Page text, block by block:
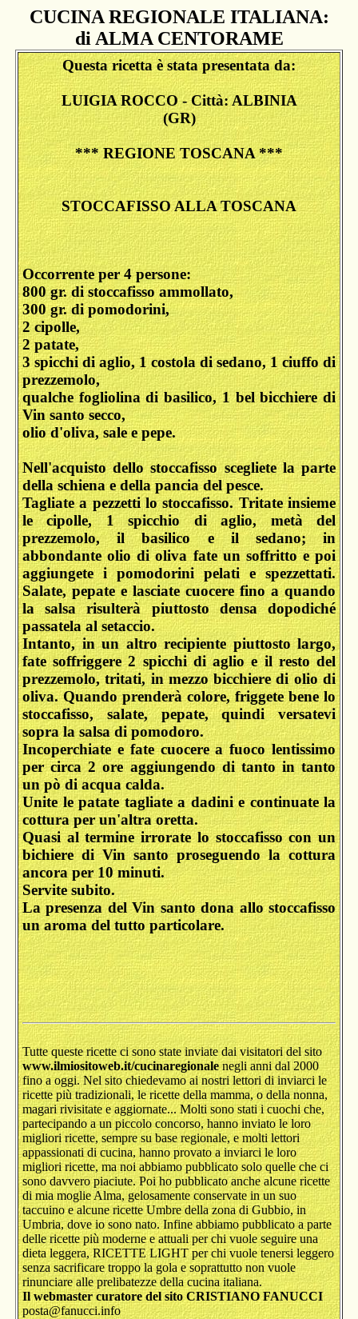
CUCINA REGIONALE ITALIANA:
di ALMA CENTORAME
Questa ricetta è stata presentata da:
LUIGIA ROCCO - Città: ALBINIA
(GR)
*** REGIONE TOSCANA ***
STOCCAFISSO ALLA TOSCANA
Occorrente per 4 persone:
800 gr. di stoccafisso ammollato,
300 gr. di pomodorini,
2 cipolle,
2 patate,
3 spicchi di aglio, 1 costola di sedano, 1 ciuffo di
prezzemolo,
qualche fogliolina di basilico, 1 bel bicchiere di
Vin santo secco,
olio d'oliva, sale e pepe.
Nell'acquisto dello stoccafisso scegliete la parte
della schiena e della pancia del pesce.
Tagliate a pezzetti lo stoccafisso. Tritate insieme
le cipolle, 1 spicchio di aglio, metà del
prezzemolo, il basilico e il sedano; in
abbondante olio di oliva fate un soffritto e poi
aggiungete i pomodorini pelati e spezzettati.
Salate, pepate e lasciate cuocere fino a quando
la salsa risulterà piuttosto densa dopodiché
passatela al setaccio.
Intanto, in un altro recipiente piuttosto largo,
fate soffriggere 2 spicchi di aglio e il resto del
prezzemolo, tritati, in mezzo bicchiere di olio di
oliva. Quando prenderà colore, friggete bene lo
stoccafisso, salate, pepate, quindi versatevi
sopra la salsa di pomodoro.
Incoperchiate e fate cuocere a fuoco lentissimo
per circa 2 ore aggiungendo di tanto in tanto
un pò di acqua calda.
Unite le patate tagliate a dadini e continuate la
cottura per un'altra oretta.
Quasi al termine irrorate lo stoccafisso con un
bichiere di Vin santo proseguendo la cottura
ancora per 10 minuti.
Servite subito.
La presenza del Vin santo dona allo stoccafisso
un aroma del tutto particolare.
Tutte queste ricette ci sono state inviate dai visitatori del sito
www.ilmiositoweb.it/cucinaregionalenegli anni dal 2000
fino a oggi. Nel sito chiedevamo ai nostri lettori di inviarci le
ricette più tradizionali, le ricette della mamma, o della nonna,
magari rivisitate e aggiornate... Molti sono stati i cuochi che,
partecipando a un piccolo concorso, hanno inviato le loro
migliori ricette, sempre su base regionale, e molti lettori
appassionati di cucina, hanno provato a inviarci le loro
migliori ricette, ma noi abbiamo pubblicato solo quelle che ci
sono davvero piaciute. Poi ho pubblicato anche alcune ricette
di mia moglie Alma, gelosamente conservate in un suo
taccuino e alcune ricette Umbre della zona di Gubbio, in
Umbria, dove io sono nato. Infine abbiamo pubblicato a parte
delle ricette più moderne e attuali per chi vuole seguire una
dieta leggera, RICETTE LIGHT per chi vuole tenersi leggero
senza sacrificare troppo la gola e soprattutto non vuole
rinunciare alle prelibatezze della cucina italiana.
Il webmaster curatore del sito CRISTIANO FANUCCI
posta@fanucci.info